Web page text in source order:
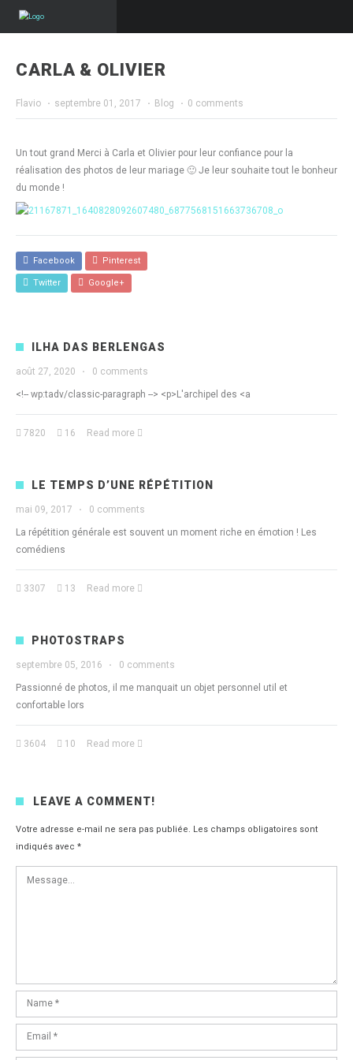
CARLA & OLIVIER
Flavio · septembre 01, 2017 · Blog · 0 comments
Un tout grand Merci à Carla et Olivier pour leur confiance pour la
réalisation des photos de leur mariage 🙂 Je leur souhaite tout le bonheur
du monde !
Facebook Pinterest
Twitter Google+
ILHA DAS BERLENGAS
août 27, 2020 · 0 comments
<!-- wp:tadv/classic-paragraph --> <p>L'archipel des <a
7820 16 Read more
LE TEMPS D’UNE RÉPÉTITION
mai 09, 2017 · 0 comments
La répétition générale est souvent un moment riche en émotion ! Les
comédiens
3307 13 Read more
PHOTOSTRAPS
septembre 05, 2016 · 0 comments
Passionné de photos, il me manquait un objet personnel util et
confortable lors
3604 10 Read more
LEAVE A COMMENT!
Votre adresse e-mail ne sera pas publiée. Les champs obligatoires sont
indiqués avec *